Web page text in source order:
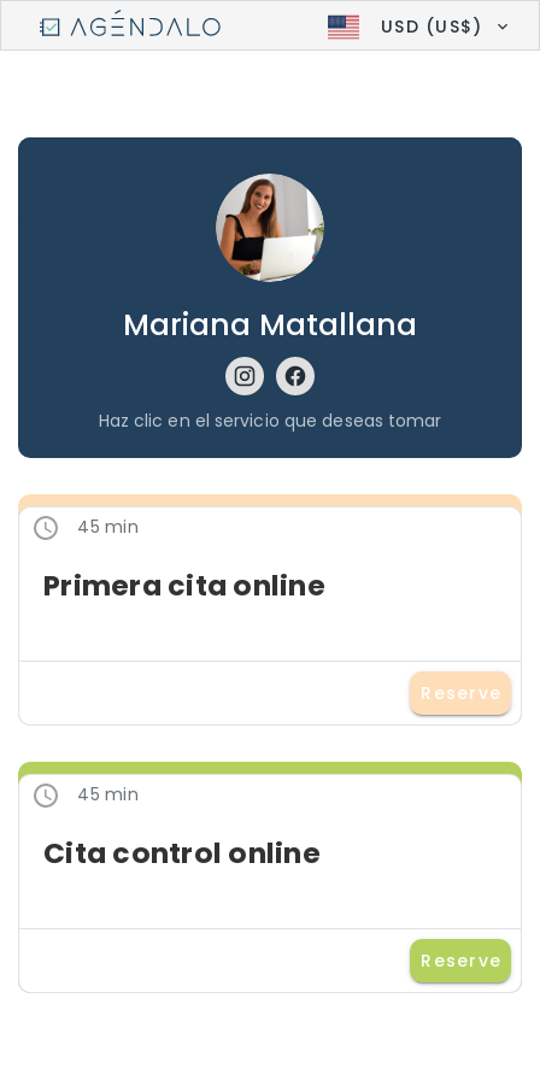
USD (US$)
Mariana Matallana
Haz clic en el servicio que deseas tomar
45 min
Primera cita online
Reserve
45 min
Cita control online
Reserve